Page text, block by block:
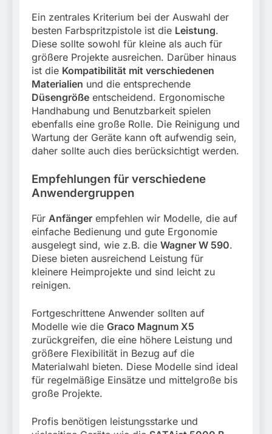
Ein zentrales Kriterium bei der Auswahl der
besten Farbspritzpistole ist die Leistung.
Diese sollte sowohl für kleine als auch für
größere Projekte ausreichen. Darüber hinaus
ist die Kompatibilität mit verschiedenen
Materialien und die entsprechende
Düsengröße entscheidend. Ergonomische
Handhabung und Benutzbarkeit spielen
ebenfalls eine große Rolle. Die Reinigung und
Wartung der Geräte kann oft aufwendig sein,
daher sollte auch dies berücksichtigt werden.
Empfehlungen für verschiedene
Anwendergruppen
Für Anfänger empfehlen wir Modelle, die auf
einfache Bedienung und gute Ergonomie
ausgelegt sind, wie z.B. die Wagner W 590.
Diese bieten ausreichend Leistung für
kleinere Heimprojekte und sind leicht zu
reinigen.
Fortgeschrittene Anwender sollten auf
Modelle wie die Graco Magnum X5
zurückgreifen, die eine höhere Leistung und
größere Flexibilität in Bezug auf die
Materialwahl bieten. Diese Modelle sind ideal
für regelmäßige Einsätze und mittelgroße bis
große Projekte.
Profis benötigen leistungsstarke und